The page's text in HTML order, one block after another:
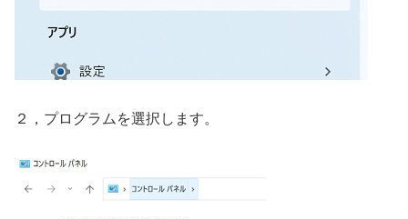
２，プログラムを選択します。